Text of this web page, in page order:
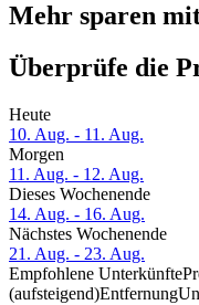
Mehr sparen
Überprüfe die
Heute
10. Aug. - 11. Aug.
Morgen
11. Aug. - 12. Aug.
Dieses Wochenende
14. Aug. - 16. Aug.
Nächstes Wochenende
21. Aug. - 23. Aug.
Empfohlene Unterkünfte
(aufsteigend)Entfernung